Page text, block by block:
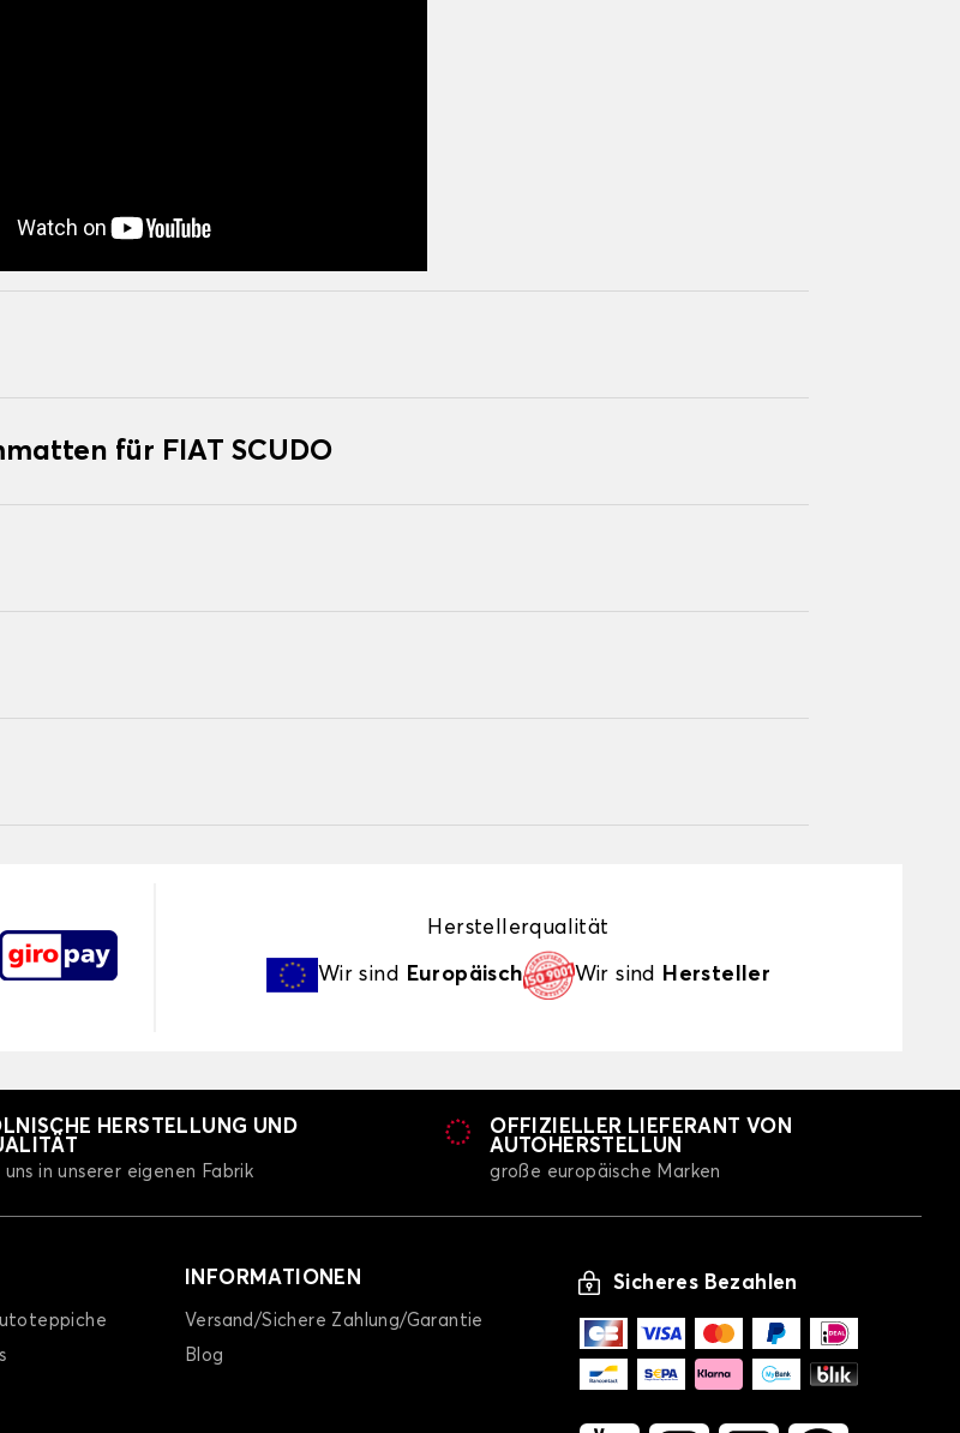
für FIAT SCUDO
Herstellerqualität
Wir sind Europäisch Wir sind Hersteller
HERSTELLUNG UND
uns in unserer eigenen Fabrik
OFFIZIELLER LIEFERANT VON
AUTOHERSTELLUN
große europäische Marken
INFORMATIONEN
Versand/Sichere Zahlung/Garantie
Blog
Sicheres Bezahlen